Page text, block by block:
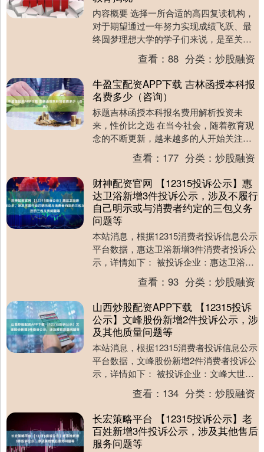
内容概要 选择一所合适的高四复读机构，
对于期望通过一年努力实现成绩飞跃、最
终圆梦理想大学的学子们来说，是至关重
要的第一步。面对市场上众多的复读机
构，如何甄别其教....
查看：88 分类：炒股融资
牛盈宝配资APP下载 吉林函授本科报
名费多少（咨询）
标题吉林函授本科报名费用解析投资未
来，性价比之选 在当今社会，随着教育观
念的不断更新，越来越多的人开始关注继
续教育和自我提升。吉林函授本科作为一
种灵活、高效的学....
查看： 177 分类：炒股融资
财神配资官网 【12315投诉公示】惠
达卫浴新增3件投诉公示，涉及不履行
自己明示或与消费者约定的三包义务
问题等
本站消息，根据12315消费者投诉信息公示
平台数据，惠达卫浴新增3件消费者投诉公
示，详情如下： 被投诉企业：惠达卫浴投
诉基本信息：2025年07月15日，消费者....
查看：93 分类：炒股融资
山西炒股配资APP下载 【12315投诉
公示】文峰股份新增2件投诉公示，涉
及其他质量问题等
本站消息，根据12315消费者投诉信息公示
平台数据，文峰股份新增2件消费者投诉公
示，详情如下： 被投诉企业：文峰大世界
连锁发展股份有限公司南通文峰大世界投
查看： 134 分类：炒股融资
长宏策略平台 【12315投诉公示】老
百姓新增3件投诉公示，涉及其他售后
服务问题等